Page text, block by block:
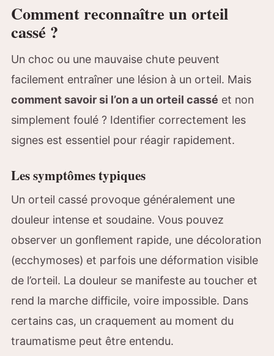
Comment reconnaître un orteil
cassé ?
Un choc ou une mauvaise chute peuvent
facilement entraîner une lésion à un orteil. Mais
comment savoir si l’on a un orteil cassé et non
simplement foulé ? Identifier correctement les
signes est essentiel pour réagir rapidement.
Les symptômes typiques
Un orteil cassé provoque généralement une
douleur intense et soudaine. Vous pouvez
observer un gonflement rapide, une décoloration
(ecchymoses) et parfois une déformation visible
de l’orteil. La douleur se manifeste au toucher et
rend la marche difficile, voire impossible. Dans
certains cas, un craquement au moment du
traumatisme peut être entendu.